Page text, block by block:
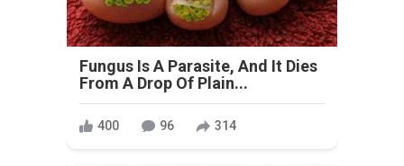
Fungus Is A Parasite, And It Dies
From A Drop Of Plain...
400 96 314